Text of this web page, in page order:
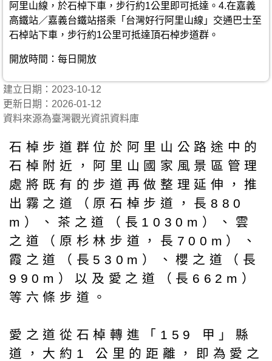
阿里山線，於石棹下車，步行約1公里即可抵達。4.在嘉義
高鐵站／嘉義台鐵站搭乘「台灣好行阿里山線」交通巴士至
石棹站下車，步行約1公里可抵達頂石棹步道群。
開放時間：每日開放
建立日期：2023-10-12
更新日期：2026-01-12
資料來源為臺灣觀光資訊資料庫
石棹步道群位於阿里山公路途中的
石棹附近，阿里山國家風景區管理
處將既有的步道再做整理延伸，推
出霧之道（原石棹步道，長880
m）、茶之道（長1030m）、雲
之道（原杉林步道，長700m）、
霞之道（長530m）、櫻之道（長
990m）以及愛之道（長662m）
等六條步道。
愛之道從石棹轉進「159 甲」縣
道，大約1 公里的距離，即為愛之